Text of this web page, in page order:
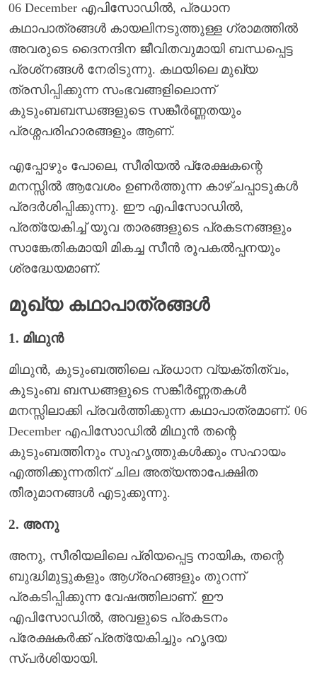
06 December എപിസോഡിൽ, പ്രധാന
കഥാപാത്രങ്ങൾ കായലിനടുത്തുള്ള ഗ്രാമത്തിൽ
അവരുടെ ദൈനന്ദിന ജീവിതവുമായി ബന്ധപ്പെട്ട
പ്രശ്‌നങ്ങൾ നേരിടുന്നു. കഥയിലെ മുഖ്യ
ത്രസിപ്പിക്കുന്ന സംഭവങ്ങളിലൊന്ന്
കുടുംബബന്ധങ്ങളുടെ സങ്കീർണ്ണതയും
പ്രശ്നപരിഹാരങ്ങളും ആണ്.
എപ്പോഴും പോലെ, സീരിയൽ പ്രേക്ഷകന്റെ
മനസ്സിൽ ആവേശം ഉണർത്തുന്ന കാഴ്ചപ്പാടുകൾ
പ്രദർശിപ്പിക്കുന്നു. ഈ എപിസോഡിൽ,
പ്രത്യേകിച്ച് യുവ താരങ്ങളുടെ പ്രകടനങ്ങളും
സാങ്കേതികമായി മികച്ച സീൻ രൂപകൽപ്പനയും
ശ്രദ്ധേയമാണ്.
മുഖ്യ കഥാപാത്രങ്ങൾ
1. മിഥുൻ
മിഥുൻ, കുടുംബത്തിലെ പ്രധാന വ്യക്തിത്വം,
കുടുംബ ബന്ധങ്ങളുടെ സങ്കീർണ്ണതകൾ
മനസ്സിലാക്കി പ്രവർത്തിക്കുന്ന കഥാപാത്രമാണ്. 06
December എപിസോഡിൽ മിഥുൻ തന്റെ
കുടുംബത്തിനും സുഹൃത്തുകൾക്കും സഹായം
എത്തിക്കുന്നതിന് ചില അത്യന്താപേക്ഷിത
തീരുമാനങ്ങൾ എടുക്കുന്നു.
2. അനു
അനു, സീരിയലിലെ പ്രിയപ്പെട്ട നായിക, തന്റെ
ബുദ്ധിമുട്ടുകളും ആഗ്രഹങ്ങളും തുറന്ന്
പ്രകടിപ്പിക്കുന്ന വേഷത്തിലാണ്. ഈ
എപിസോഡിൽ, അവളുടെ പ്രകടനം
പ്രേക്ഷകർക്ക് പ്രത്യേകിച്ചും ഹൃദയ
സ്പർശിയായി.